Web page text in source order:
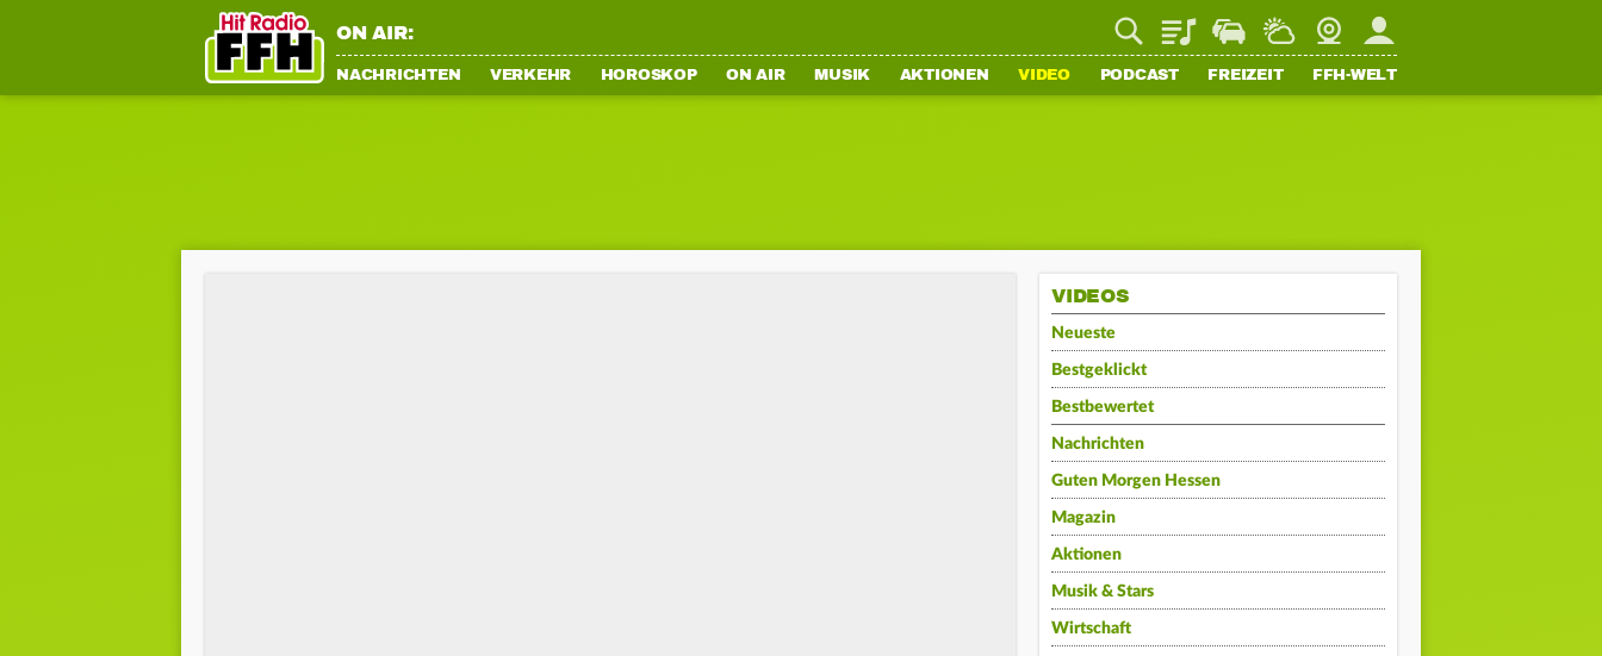
ON AIR: PlaylistStaupilotWetterWebcamMein FFH
NACHRICHTEN VERKEHR HOROSKOP ON AIR MUSIK AKTIONEN VIDEO PODCAST FREIZEIT FFH-WELT
VIDEOS
Neueste
Bestgeklickt
Bestbewertet
Nachrichten
Guten Morgen Hessen
Magazin
Aktionen
Musik & Stars
Wirtschaft